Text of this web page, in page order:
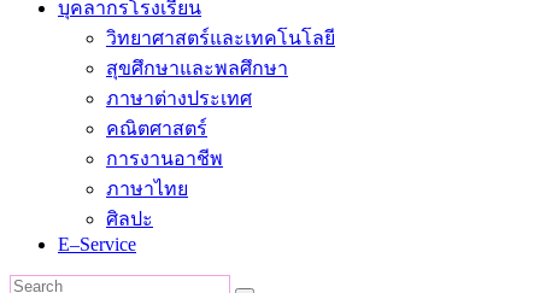
บุคลากรโรงเรียน
วิทยาศาสตร์และเทคโนโลยี
สุขศึกษาและพลศึกษา
ภาษาต่างประเทศ
คณิตศาสตร์
การงานอาชีพ
ภาษาไทย
ศิลปะ
E–Service